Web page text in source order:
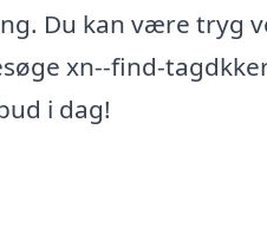
Du kan være tryg
xn--find-
i dag!